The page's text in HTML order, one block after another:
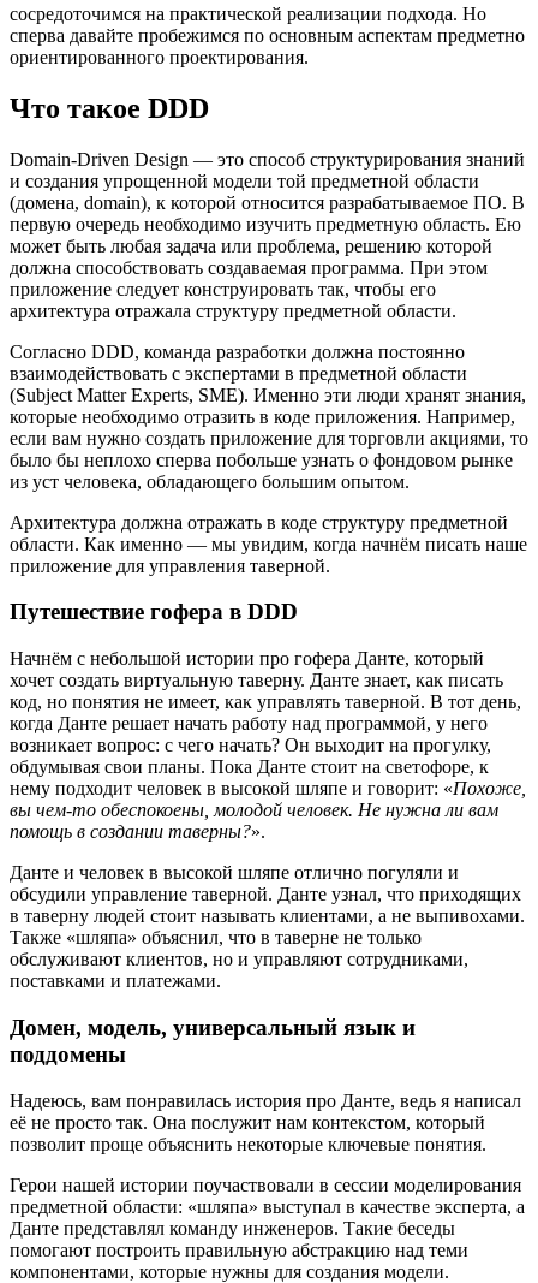
сосредоточимся на практической реализации подхода. Но
сперва давайте пробежимся по основным аспектам предметно
ориентированного проектирования.
Что такое DDD
Domain-Driven Design — это способ структурирования знаний
и создания упрощенной модели той предметной области
(домена, domain), к которой относится разрабатываемое ПО. В
первую очередь необходимо изучить предметную область. Ею
может быть любая задача или проблема, решению которой
должна способствовать создаваемая программа. При этом
приложение следует конструировать так, чтобы его
архитектура отражала структуру предметной области.
Согласно DDD, команда разработки должна постоянно
взаимодействовать с экспертами в предметной области
(Subject Matter Experts, SME). Именно эти люди хранят знания,
которые необходимо отразить в коде приложения. Например,
если вам нужно создать приложение для торговли акциями, то
было бы неплохо сперва побольше узнать о фондовом рынке
из уст человека, обладающего большим опытом.
Архитектура должна отражать в коде структуру предметной
области. Как именно — мы увидим, когда начнём писать наше
приложение для управления таверной.
Путешествие гофера в DDD
Начнём с небольшой истории про гофера Данте, который
хочет создать виртуальную таверну. Данте знает, как писать
код, но понятия не имеет, как управлять таверной. В тот день,
когда Данте решает начать работу над программой, у него
возникает вопрос: с чего начать? Он выходит на прогулку,
обдумывая свои планы. Пока Данте стоит на светофоре, к
нему подходит человек в высокой шляпе и говорит: «Похоже,
вы чем-то обеспокоены, молодой человек. Не нужна ли вам
помощь в создании таверны?».
Данте и человек в высокой шляпе отлично погуляли и
обсудили управление таверной. Данте узнал, что приходящих
в таверну людей стоит называть клиентами, а не выпивохами.
Также «шляпа» объяснил, что в таверне не только
обслуживают клиентов, но и управляют сотрудниками,
поставками и платежами.
Домен, модель, универсальный язык и
поддомены
Надеюсь, вам понравилась история про Данте, ведь я написал
её не просто так. Она послужит нам контекстом, который
позволит проще объяснить некоторые ключевые понятия.
Герои нашей истории поучаствовали в сессии моделирования
предметной области: «шляпа» выступал в качестве эксперта, а
Данте представлял команду инженеров. Такие беседы
помогают построить правильную абстракцию над теми
компонентами, которые нужны для создания модели.